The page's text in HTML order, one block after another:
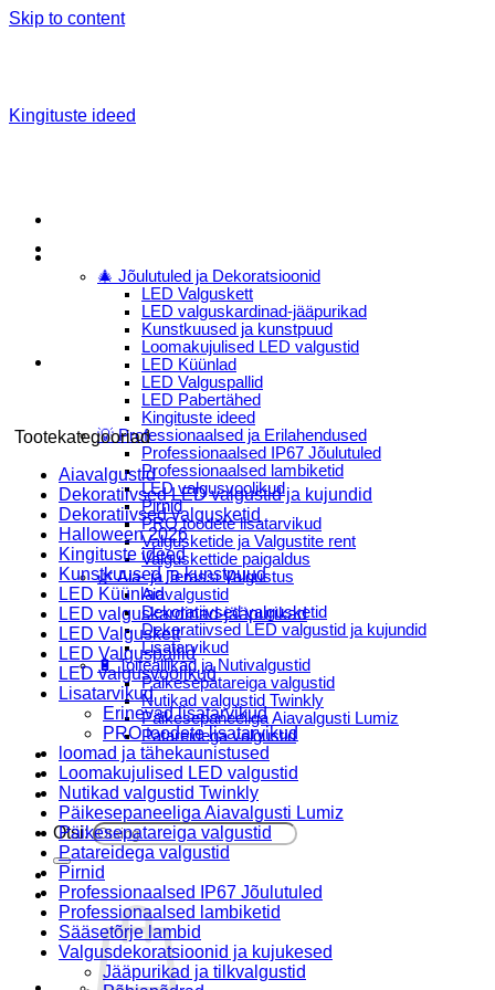
Skip to content
🎄 Jõulutuled ja Dekoratsioonid
LED Valguskett
LED valguskardinad-jääpurikad
Kunstkuused ja kunstpuud
Loomakujulised LED valgustid
LED Küünlad
LED Valguspallid
LED Pabertähed
Kingituste ideed
💡 Professionaalsed ja Erilahendused
Professionaalsed IP67 Jõulutuled
Professionaalsed lambiketid
LED valgusvoolikud
Pirnid
PRO toodete lisatarvikud
Valgusketide ja Valgustite rent
Valguskettide paigaldus
🌿 Aia- ja Terassi Valgustus
Aiavalgustid
Dekoratiivsed valgusketid
Dekoratiivsed LED valgustid ja kujundid
Lisatarvikud
🔋 Toiteallikad ja Nutivalgustid
Päikesepatareiga valgustid
Nutikad valgustid Twinkly
Päikesepaneeliga Aiavalgusti Lumiz
Patareidega valgustid
Päikeselaternad Lumiz
Valguskettide paigaldus
Blogi
Otsi:
Kingituste ideed
Tootekategooriad
Aiavalgustid
Dekoratiivsed LED valgustid ja kujundid
Dekoratiivsed valgusketid
Halloween 2026
Kingituste ideed
Kunstkuused ja kunstpuud
LED Küünlad
LED valguskardinad-jääpurikad
LED Valguskett
LED Valguspallid
LED valgusvoolikud
Lisatarvikud
Erinevad lisatarvikud
PRO toodete lisatarvikud
loomad ja tähekaunistused
Loomakujulised LED valgustid
Nutikad valgustid Twinkly
Päikesepaneeliga Aiavalgusti Lumiz
Päikesepatareiga valgustid
Patareidega valgustid
Pirnid
Professionaalsed IP67 Jõulutuled
Professionaalsed lambiketid
Sääsetõrje lambid
Valgusdekoratsioonid ja kujukesed
Jääpurikad ja tilkvalgustid